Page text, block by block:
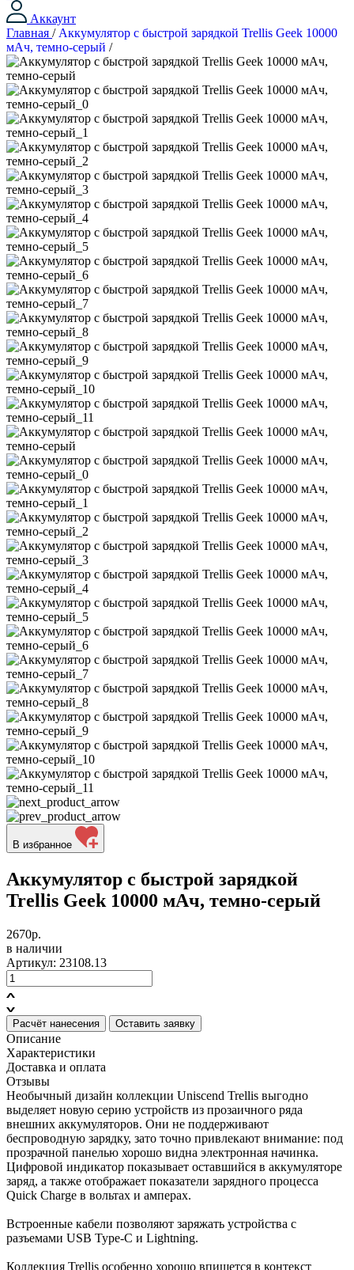
Аккаунт
Главная / Аккумулятор с быстрой зарядкой Trellis Geek 10000
мАч, темно-серый /
В избранное
Аккумулятор с быстрой зарядкой
Trellis Geek 10000 мАч, темно-серый
2670р.
в наличии
Артикул: 23108.13
Расчёт нанесения Оставить заявку
Описание
Характеристики
Доставка и оплата
Отзывы
Необычный дизайн коллекции Uniscend Trellis выгодно
выделяет новую серию устройств из прозаичного ряда
внешних аккумуляторов. Они не поддерживают
беспроводную зарядку, зато точно привлекают внимание: под
прозрачной панелью хорошо видна электронная начинка.
Цифровой индикатор показывает оставшийся в аккумуляторе
заряд, а также отображает показатели зарядного процесса
Quick Charge в вольтах и амперах.
Встроенные кабели позволяют заряжать устройства с
разъемами USB Type-C и Lightning.
Коллекция Trellis особенно хорошо впишется в контекст